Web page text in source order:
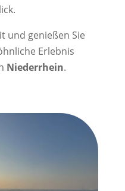
und genießen Sie
Erlebnis
Niederrhein.